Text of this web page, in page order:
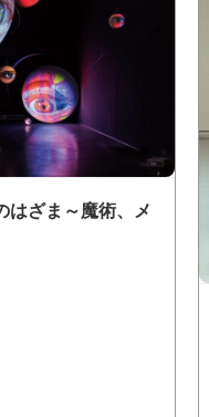
はざま～魔術、メ